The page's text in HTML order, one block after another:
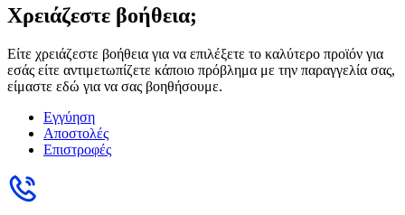
Χρειάζεστε βοήθεια;
Είτε χρειάζεστε βοήθεια για να επιλέξετε το καλύτερο προϊόν για
εσάς είτε αντιμετωπίζετε κάποιο πρόβλημα με την παραγγελία σας,
είμαστε εδώ για να σας βοηθήσουμε.
Εγγύηση
Αποστολές
Επιστροφές